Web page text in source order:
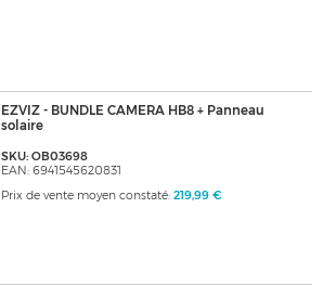
EZVIZ - BUNDLE CAMERA HB8 + Panneau
solaire
SKU: OB03698
EAN: 6941545620831
Prix de vente moyen constaté: 219,99 €